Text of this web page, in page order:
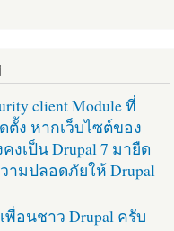
client Module ที่
ตั้ง หากเว็บไซต์ของ
งเป็น Drupal 7 มายืด
ามปลอดภัยให้ Drupal
พื่อนชาว Drupal ครับ